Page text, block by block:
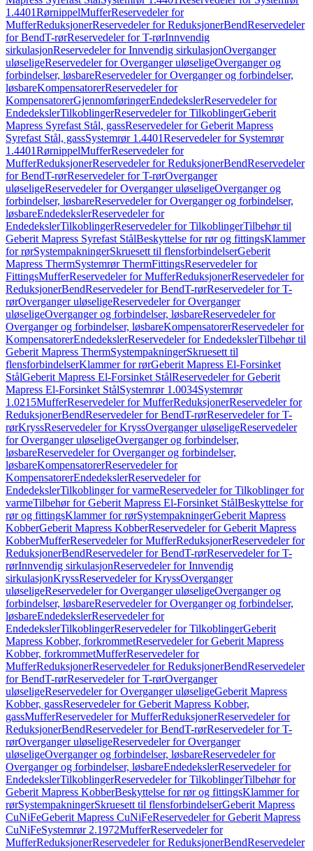
1.4401RørnippelMufferReservedeler for
MufferReduksjonerReservedeler for ReduksjonerBendReservedeler
for BendT-rørReservedeler for T-rørInnvendig
sirkulasjonReservedeler for Innvendig sirkulasjonOverganger
uløseligeReservedeler for Overganger uløseligeOverganger og
forbindelser, løsbareReservedeler for Overganger og forbindelser,
løsbareKompensatorerReservedeler for
KompensatorerGjennomføringerEndedekslerReservedeler for
EndedekslerTilkoblingerReservedeler for TilkoblingerGeberit
Mapress Syrefast Stål, gassReservedeler for Geberit Mapress
Syrefast Stål, gassSystemrør 1.4401Reservedeler for Systemrør
1.4401RørnippelMufferReservedeler for
MufferReduksjonerReservedeler for ReduksjonerBendReservedeler
for BendT-rørReservedeler for T-rørOverganger
uløseligeReservedeler for Overganger uløseligeOverganger og
forbindelser, løsbareReservedeler for Overganger og forbindelser,
løsbareEndedekslerReservedeler for
EndedekslerTilkoblingerReservedeler for TilkoblingerTilbehør til
Geberit Mapress Syrefast StålBeskyttelse for rør og fittingsKlammer
for rørSystempakningerSkruesett til flensforbindelserGeberit
Mapress ThermSystemrør ThermFittingsReservedeler for
FittingsMufferReservedeler for MufferReduksjonerReservedeler for
ReduksjonerBendReservedeler for BendT-rørReservedeler for T-
rørOverganger uløseligeReservedeler for Overganger
uløseligeOverganger og forbindelser, løsbareReservedeler for
Overganger og forbindelser, løsbareKompensatorerReservedeler for
KompensatorerEndedekslerReservedeler for EndedekslerTilbehør til
Geberit Mapress ThermSystempakningerSkruesett til
flensforbindelserKlammer for rørGeberit Mapress El-Forsinket
StålGeberit Mapress El-Forsinket StålReservedeler for Geberit
Mapress El-Forsinket StålSystemrør 1.0034Systemrør
1.0215MufferReservedeler for MufferReduksjonerReservedeler for
ReduksjonerBendReservedeler for BendT-rørReservedeler for T-
rørKryssReservedeler for KryssOverganger uløseligeReservedeler
for Overganger uløseligeOverganger og forbindelser,
løsbareReservedeler for Overganger og forbindelser,
løsbareKompensatorerReservedeler for
KompensatorerEndedekslerReservedeler for
EndedekslerTilkoblinger for varmeReservedeler for Tilkoblinger for
varmeTilbehør for Geberit Mapress El-Forsinket StålBeskyttelse for
rør og fittingsKlammer for rørSystempakningerGeberit Mapress
KobberGeberit Mapress KobberReservedeler for Geberit Mapress
KobberMufferReservedeler for MufferReduksjonerReservedeler for
ReduksjonerBendReservedeler for BendT-rørReservedeler for T-
rørInnvendig sirkulasjonReservedeler for Innvendig
sirkulasjonKryssReservedeler for KryssOverganger
uløseligeReservedeler for Overganger uløseligeOverganger og
forbindelser, løsbareReservedeler for Overganger og forbindelser,
løsbareEndedekslerReservedeler for
EndedekslerTilkoblingerReservedeler for TilkoblingerGeberit
Mapress Kobber, forkrommetReservedeler for Geberit Mapress
Kobber, forkrommetMufferReservedeler for
MufferReduksjonerReservedeler for ReduksjonerBendReservedeler
for BendT-rørReservedeler for T-rørOverganger
uløseligeReservedeler for Overganger uløseligeGeberit Mapress
Kobber, gassReservedeler for Geberit Mapress Kobber,
gassMufferReservedeler for MufferReduksjonerReservedeler for
ReduksjonerBendReservedeler for BendT-rørReservedeler for T-
rørOverganger uløseligeReservedeler for Overganger
uløseligeOverganger og forbindelser, løsbareReservedeler for
Overganger og forbindelser, løsbareEndedekslerReservedeler for
EndedekslerTilkoblingerReservedeler for TilkoblingerTilbehør for
Geberit Mapress KobberBeskyttelse for rør og fittingsKlammer for
rørSystempakningerSkruesett til flensforbindelserGeberit Mapress
CuNiFeGeberit Mapress CuNiFeReservedeler for Geberit Mapress
CuNiFeSystemrør 2.1972MufferReservedeler for
MufferReduksjonerReservedeler for ReduksjonerBendReservedeler